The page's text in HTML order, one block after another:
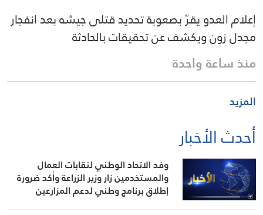
إعلام العدو يقرّ بصعوبة تحديد قتلى جيشه بعد انفجار
مجدل زون ويكشف عن تحقيقات بالحادثة
منذ ساعة واحدة
المزيد
أحدث الأخبار
وفد الاتحاد الوطني لنقابات العمال
والمستخدمين زار وزير الزراعة وأكد ضرورة
إطلاق برنامج وطني لدعم المزارعين